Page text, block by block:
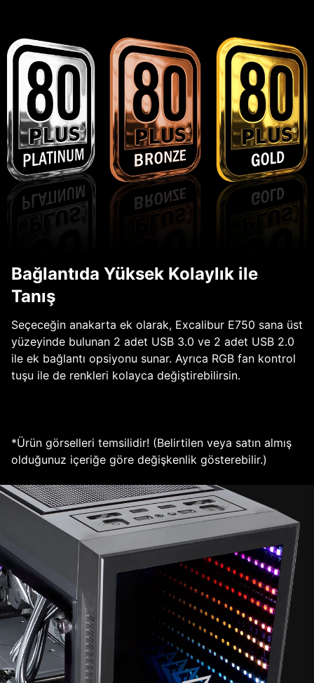
Bağlantıda Yüksek Kolaylık ile
Tanış
Seçeceğin anakarta ek olarak, Excalibur E750 sana üst
yüzeyinde bulunan 2 adet USB 3.0 ve 2 adet USB 2.0
ile ek bağlantı opsiyonu sunar. Ayrıca RGB fan kontrol
tuşu ile de renkleri kolayca değiştirebilirsin.
*Ürün görselleri temsilidir! (Belirtilen veya satın almış
olduğunuz içeriğe göre değişkenlik gösterebilir.)